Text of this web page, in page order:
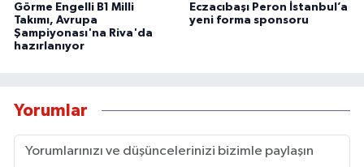
Görme Engelli B1 Milli
Takımı, Avrupa
Şampiyonası'na Riva'da
hazırlanıyor
Eczacıbaşı Peron İstanbul’a
yeni forma sponsoru
Yorumlar